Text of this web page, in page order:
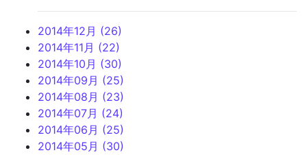
2014年12月 (26)
2014年11月 (22)
2014年10月 (30)
2014年09月 (25)
2014年08月 (23)
2014年07月 (24)
2014年06月 (25)
2014年05月 (30)